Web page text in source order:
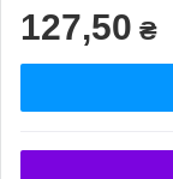
127,50 ₴